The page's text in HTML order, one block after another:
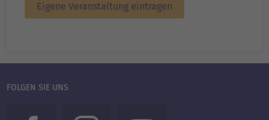
Eigene Veranstaltung eintragen
FOLGEN SIE UNS